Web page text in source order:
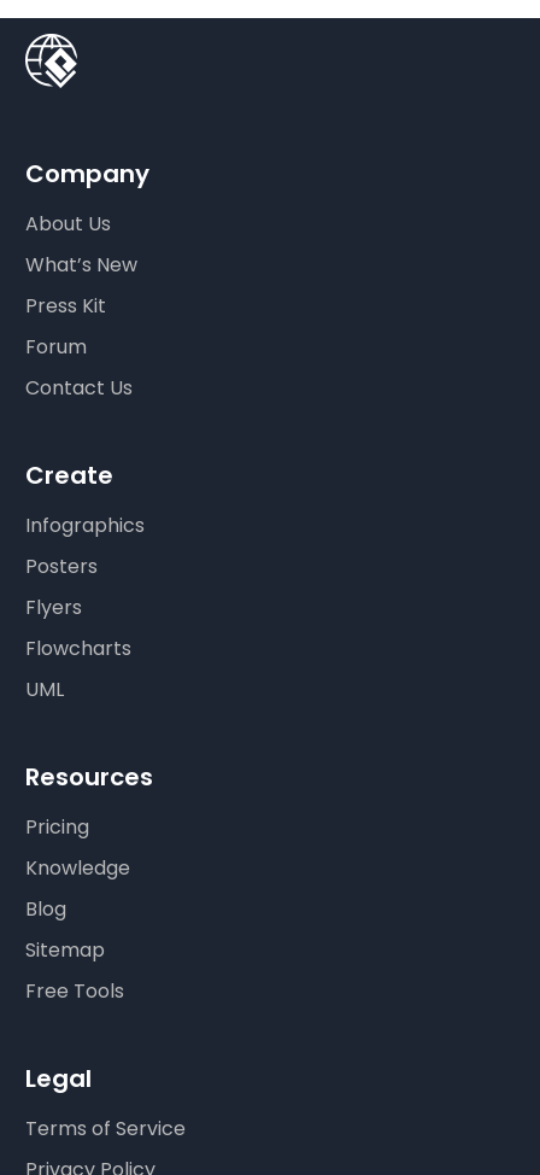
Company
About Us
What’s New
Press Kit
Forum
Contact Us
Create
Infographics
Posters
Flyers
Flowcharts
UML
Resources
Pricing
Knowledge
Blog
Sitemap
Free Tools
Legal
Terms of Service